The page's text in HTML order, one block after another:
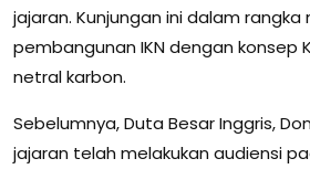
jajaran. Kunjungan ini dalam rangka
pembangunan IKN dengan konsep
netral karbon.
Sebelumnya, Duta Besar Inggris,
jajaran telah melakukan audiensi